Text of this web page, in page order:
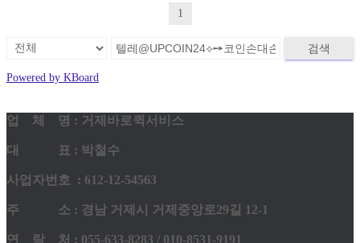
1
검색
Powered by KBoard
업 체 명 : 거제바로퀵서비스
대 표 : 박철수
사업자번호 : 612-12-54563
주 소 : 경남 거제시 거제중앙로29길 12-1
연 락 처 : 055-633-8283 / 010-8531-9191